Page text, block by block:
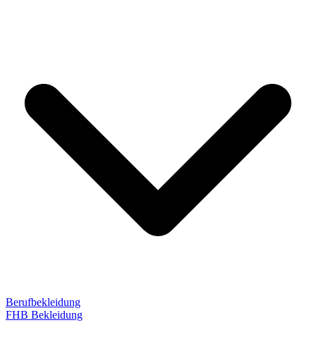
Berufbekleidung
FHB Bekleidung